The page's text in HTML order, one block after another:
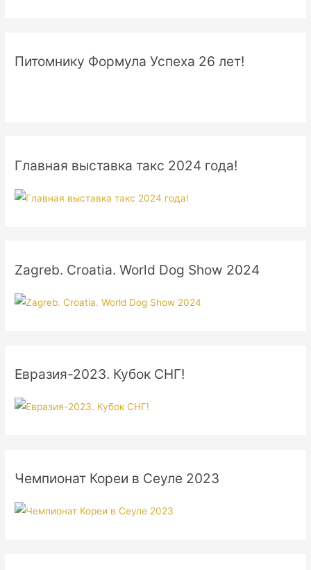
Питомнику Формула Успеха 26 лет!
Главная выставка такс 2024 года!
Zagreb. Croatia. World Dog Show 2024
Евразия-2023. Кубок СНГ!
Чемпионат Кореи в Сеуле 2023